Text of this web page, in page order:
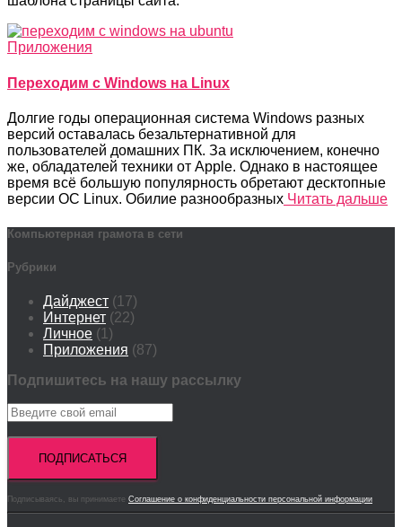
Приложения
Переходим с Windows на Linux
Долгие годы операционная система Windows разных
версий оставалась безальтернативной для
пользователей домашних ПК. За исключением, конечно
же, обладателей техники от Apple. Однако в настоящее
время всё большую популярность обретают десктопные
версии ОС Linux. Обилие разнообразных Читать дальше
Компьютерная грамота в сети
Рубрики
Дайджест (17)
Интернет (22)
Личное (1)
Приложения (87)
Подпишитесь на нашу рассылку
Подписываясь, вы принимаете Соглашение о конфиденциальности персональной информации